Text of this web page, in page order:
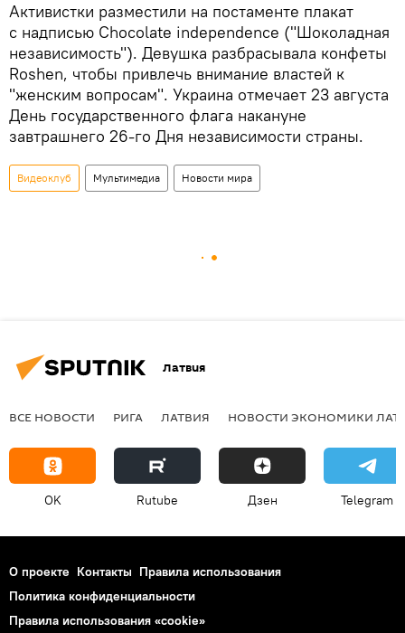
Активистки разместили на постаменте плакат
с надписью Chocolate independence ("Шоколадная
независимость"). Девушка разбрасывала конфеты
Roshen, чтобы привлечь внимание властей к
"женским вопросам". Украина отмечает 23 августа
День государственного флага накануне
завтрашнего 26-го Дня независимости страны.
Видеоклуб Мультимедиа Новости мира
Латвия
ВСЕ НОВОСТИ РИГА ЛАТВИЯ НОВОСТИ ЭКОНОМИКИ
OK Rutube Дзен Telegram
О проекте Контакты Правила использования
Политика конфиденциальности
Правила использования «cookie»